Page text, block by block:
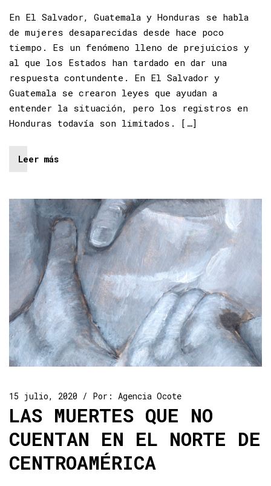
En El Salvador, Guatemala y Honduras se habla
de mujeres desaparecidas desde hace poco
tiempo. Es un fenómeno lleno de prejuicios y
al que los Estados han tardado en dar una
respuesta contundente. En El Salvador y
Guatemala se crearon leyes que ayudan a
entender la situación, pero los registros en
Honduras todavía son limitados. […]
Leer más
15 julio, 2020 Por: Agencia Ocote
LAS MUERTES QUE NO
CUENTAN EN EL NORTE DE
CENTROAMÉRICA